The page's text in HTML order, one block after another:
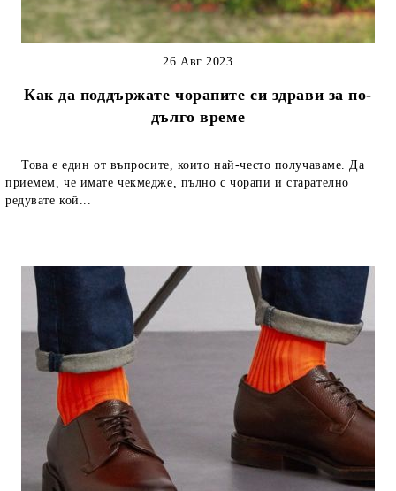
Как да поддържате чорапите си здрави за по-
дълго време
26 Авг 2023
Това е един от въпросите, които най-често получаваме. Да
приемем, че имате чекмедже, пълно с чорапи и старателно
редувате кой...